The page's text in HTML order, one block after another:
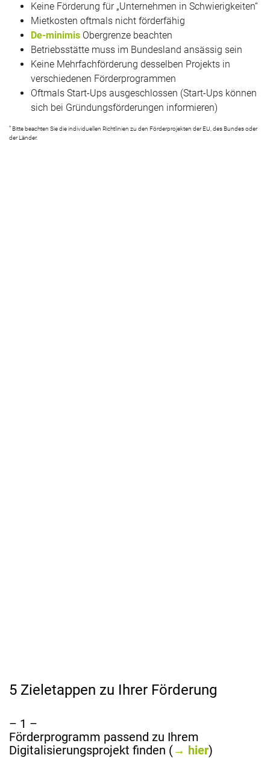
Keine Förderung für „Unternehmen in Schwierigkeiten“
Mietkosten oftmals nicht förderfähig
De-minimis Obergrenze beachten
Betriebsstätte muss im Bundesland ansässig sein
Keine Mehrfachförderung desselben Projekts in
verschiedenen Förderprogrammen
Oftmals Start-Ups ausgeschlossen (Start-Ups können
sich bei Gründungsförderungen informieren)
* Bitte beachten Sie die individuellen Richtlinien zu den Förderprojekten der EU, des Bundes oder
der Länder.
5 Zieletappen zu Ihrer Förderung
– 1 –
Förderprogramm passend zu Ihrem
Digitalisierungsprojekt finden (→ hier)